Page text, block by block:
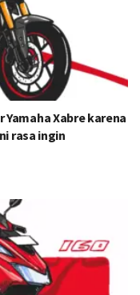
Xabre karena
rasa ingin